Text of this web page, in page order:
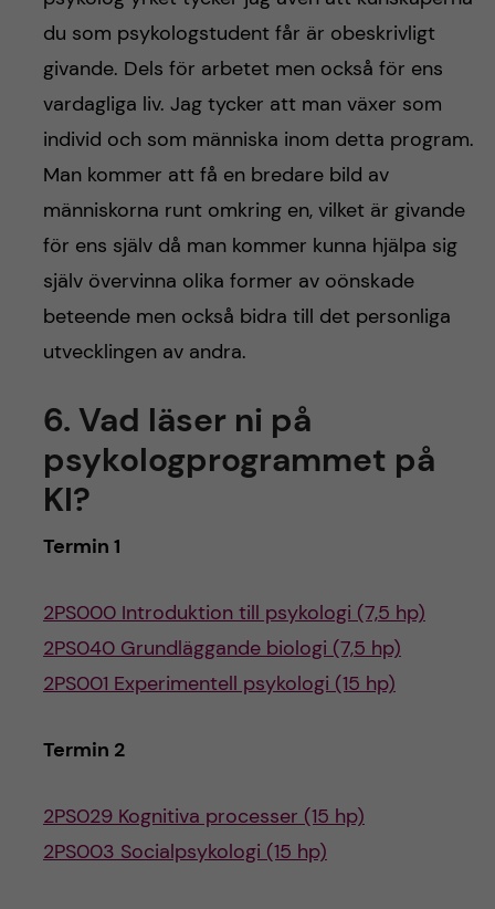
du som psykologstudent får är obeskrivligt
givande. Dels för arbetet men också för ens
vardagliga liv. Jag tycker att man växer som
individ och som människa inom detta program.
Man kommer att få en bredare bild av
människorna runt omkring en, vilket är givande
för ens själv då man kommer kunna hjälpa sig
själv övervinna olika former av oönskade
beteende men också bidra till det personliga
utvecklingen av andra.
6. Vad läser ni på
psykologprogrammet på
KI?
Termin 1
2PS000 Introduktion till psykologi (7,5 hp)
2PS040 Grundläggande biologi (7,5 hp)
2PS001 Experimentell psykologi (15 hp)
Termin 2
2PS029 Kognitiva processer (15 hp)
2PS003 Socialpsykologi (15 hp)